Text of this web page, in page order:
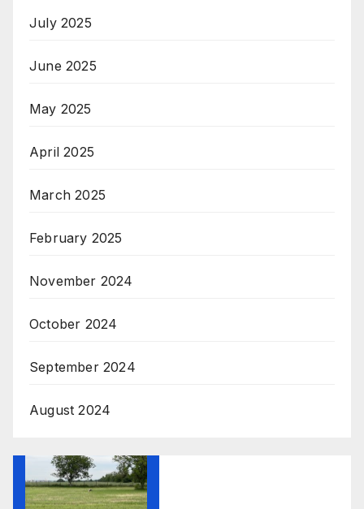
July 2025
June 2025
May 2025
April 2025
March 2025
February 2025
November 2024
October 2024
September 2024
August 2024